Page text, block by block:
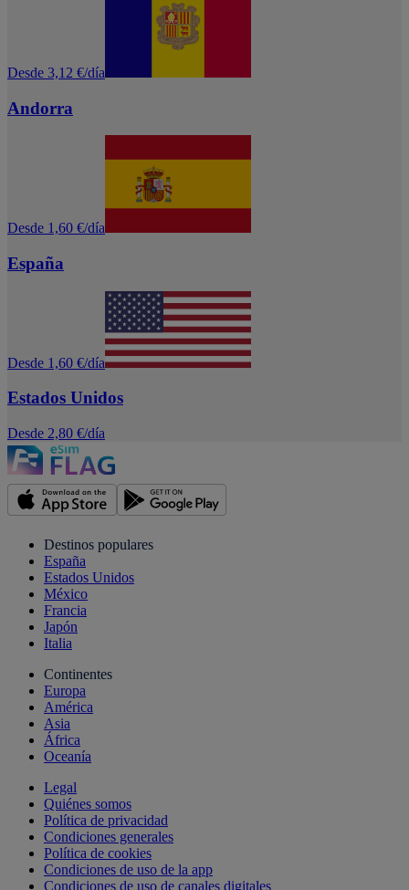
Desde 3,12 €/día
Andorra
Desde 1,60 €/día
España
Desde 1,60 €/día
Estados Unidos
Desde 2,80 €/día
Destinos populares
España
Estados Unidos
México
Francia
Japón
Italia
Continentes
Europa
América
Asia
África
Oceanía
Legal
Quiénes somos
Política de privacidad
Condiciones generales
Política de cookies
Condiciones de uso de la app
Condiciones de uso de canales digitales